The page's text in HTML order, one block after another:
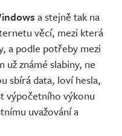
a stejně tak na
věcí, mezi která
a podle potřeby mezi
známé slabiny, ne
sbírá data, loví hesla,
výpočetního výkonu
uvažování a